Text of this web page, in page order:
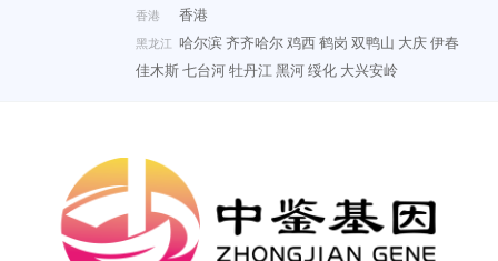
香港 香港
黑龙江 哈尔滨齐齐哈尔鸡西鹤岗 双鸭山 大庆伊春
佳木斯七台河牡丹江黑河绥化 大兴安岭